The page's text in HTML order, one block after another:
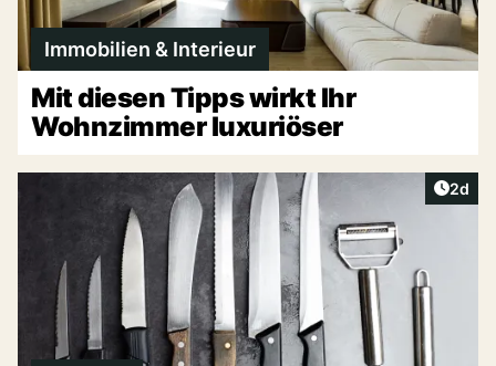
Immobilien & Interieur
Mit diesen Tipps wirkt Ihr
Wohnzimmer luxuriöser
2d